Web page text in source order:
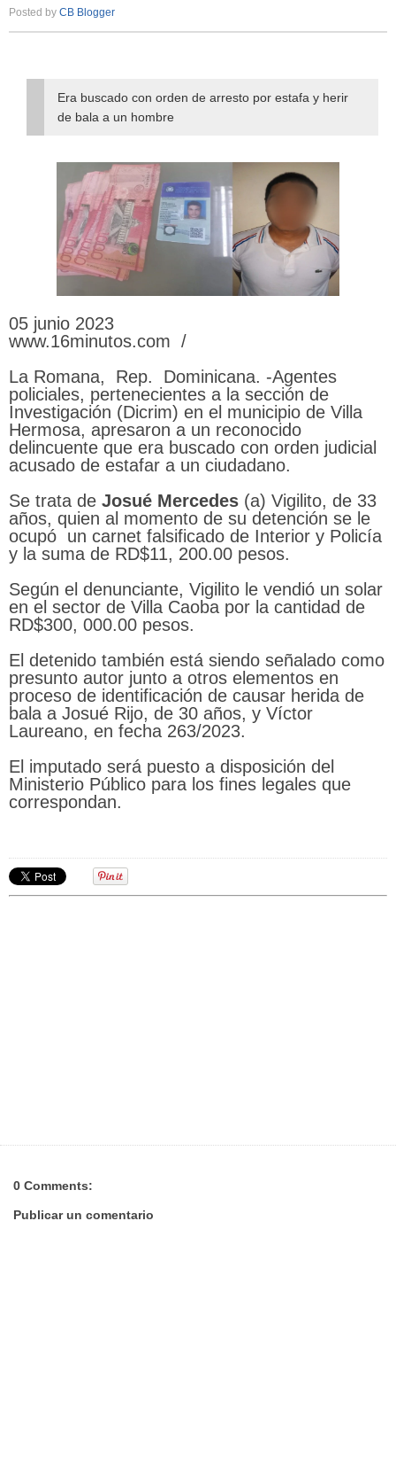
Posted by CB Blogger
Era buscado con orden de arresto por estafa y herir
de bala a un hombre
05 junio 2023
www.16minutos.com /
La Romana, Rep. Dominicana. -Agentes
policiales, pertenecientes a la sección de
Investigación (Dicrim) en el municipio de Villa
Hermosa, apresaron a un reconocido
delincuente que era buscado con orden judicial
acusado de estafar a un ciudadano.
Se trata de Josué Mercedes (a) Vigilito, de 33
años, quien al momento de su detención se le
ocupó un carnet falsificado de Interior y Policía
y la suma de RD$11, 200.00 pesos.
Según el denunciante, Vigilito le vendió un solar
en el sector de Villa Caoba por la cantidad de
RD$300, 000.00 pesos.
El detenido también está siendo señalado como
presunto autor junto a otros elementos en
proceso de identificación de causar herida de
bala a Josué Rijo, de 30 años, y Víctor
Laureano, en fecha 263/2023.
El imputado será puesto a disposición del
Ministerio Público para los fines legales que
correspondan.
0 Comments:
Publicar un comentario